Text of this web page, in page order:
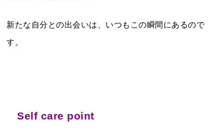
新たな自分との出会いは、いつもこの瞬間にあるので
す。
Self care point